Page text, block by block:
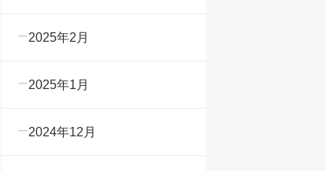
2025年2月
2025年1月
2024年12月